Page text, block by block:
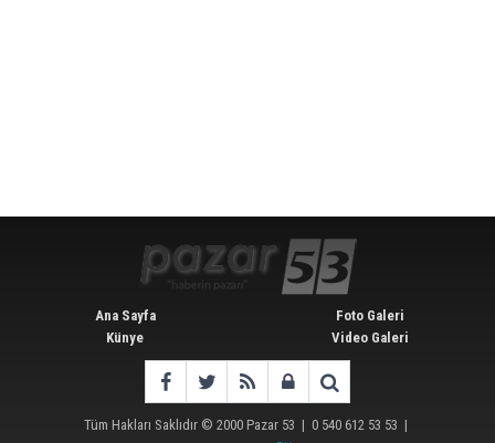
Ana Sayfa
Künye
Foto Galeri
Video Galeri
Tüm Hakları Saklıdır © 2000 Pazar 53 | 0 540 612 53 53 |